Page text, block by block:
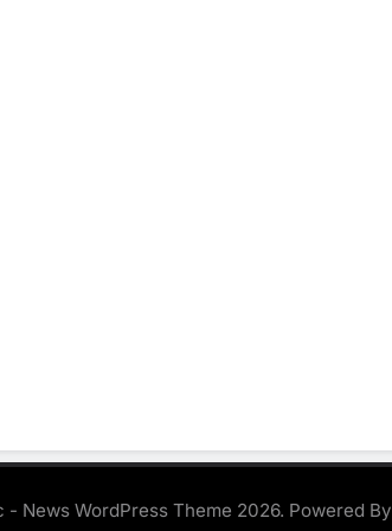
- News WordPress Theme 2026. Powered By